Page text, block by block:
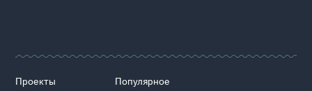
Проекты
Популярное